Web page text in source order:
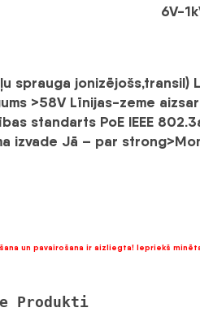
6V-
sprauga jonizējošs,transil)
>58V Līnijas-zeme
standarts PoEIEEE
izvade Jā – par
un pavairošana ir aizliegta! Iepriekš
Produkti